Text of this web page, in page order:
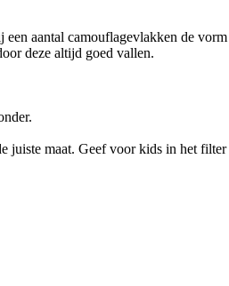
aantal camouflagevlakken de
deze altijd goed vallen.
juiste maat. Geef voor kids in het